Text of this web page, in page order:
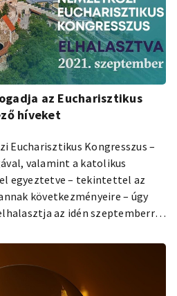
az Eucharisztikus
híveket
Eucharisztikus Kongresszus –
valamint a katolikus
egyeztetve – tekintettel az
következményeire – úgy
az idén szeptemberre
csütörtökön délután Erdő
budapesti érsek is